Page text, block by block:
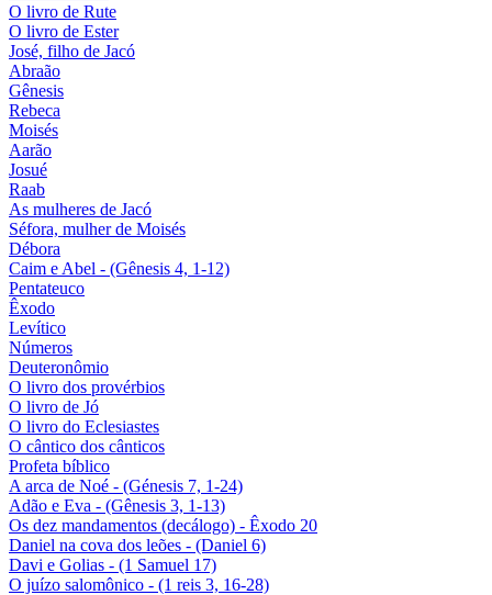
O livro de Rute
O livro de Ester
José, filho de Jacó
Abraão
Gênesis
Rebeca
Moisés
Aarão
Josué
Raab
As mulheres de Jacó
Séfora, mulher de Moisés
Débora
Caim e Abel - (Gênesis 4, 1-12)
Pentateuco
Êxodo
Levítico
Números
Deuteronômio
O livro dos provérbios
O livro de Jó
O livro do Eclesiastes
O cântico dos cânticos
Profeta bíblico
A arca de Noé - (Génesis 7, 1-24)
Adão e Eva - (Gênesis 3, 1-13)
Os dez mandamentos (decálogo) - Êxodo 20
Daniel na cova dos leões - (Daniel 6)
Davi e Golias - (1 Samuel 17)
O juízo salomônico - (1 reis 3, 16-28)